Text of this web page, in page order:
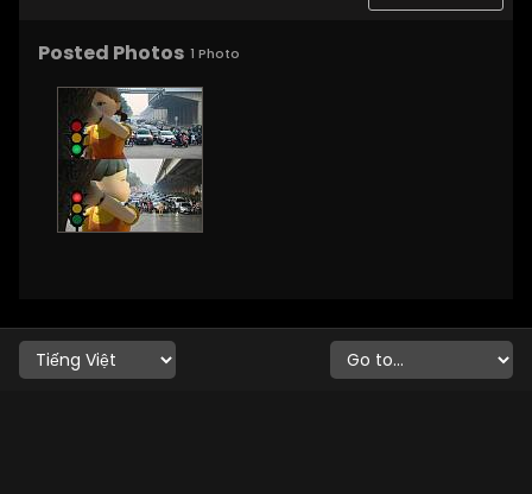
Posted Photos 1 Photo